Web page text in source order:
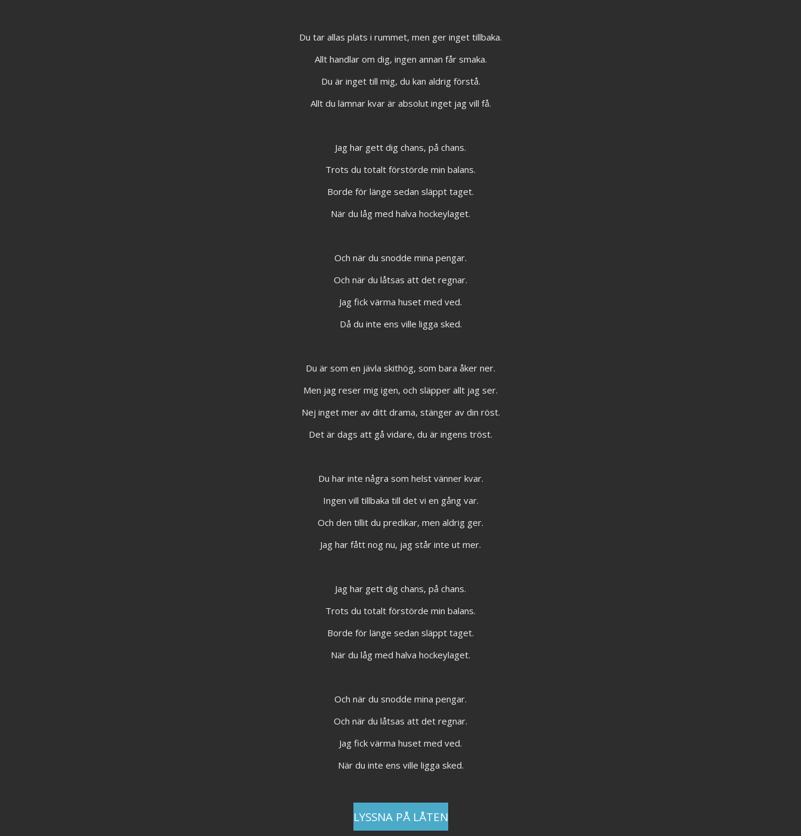
Du tar allas plats i rummet, men ger inget tillbaka.
Allt handlar om dig, ingen annan får smaka.
Du är inget till mig, du kan aldrig förstå.
Allt du lämnar kvar är absolut inget jag vill få.
Jag har gett dig chans, på chans.
Trots du totalt förstörde min balans.
Borde för länge sedan släppt taget.
När du låg med halva hockeylaget.
Och när du snodde mina pengar.
Och när du låtsas att det regnar.
Jag fick värma huset med ved.
Då du inte ens ville ligga sked.
Du är som en jävla skithög, som bara åker ner.
Men jag reser mig igen, och släpper allt jag ser.
Nej inget mer av ditt drama, stänger av din röst.
Det är dags att gå vidare, du är ingens tröst.
Du har inte några som helst vänner kvar.
Ingen vill tillbaka till det vi en gång var.
Och den tillit du predikar, men aldrig ger.
Jag har fått nog nu, jag står inte ut mer.
Jag har gett dig chans, på chans.
Trots du totalt förstörde min balans.
Borde för länge sedan släppt taget.
När du låg med halva hockeylaget.
Och när du snodde mina pengar.
Och när du låtsas att det regnar.
Jag fick värma huset med ved.
När du inte ens ville ligga sked.
LYSSNA PÅ LÅTEN